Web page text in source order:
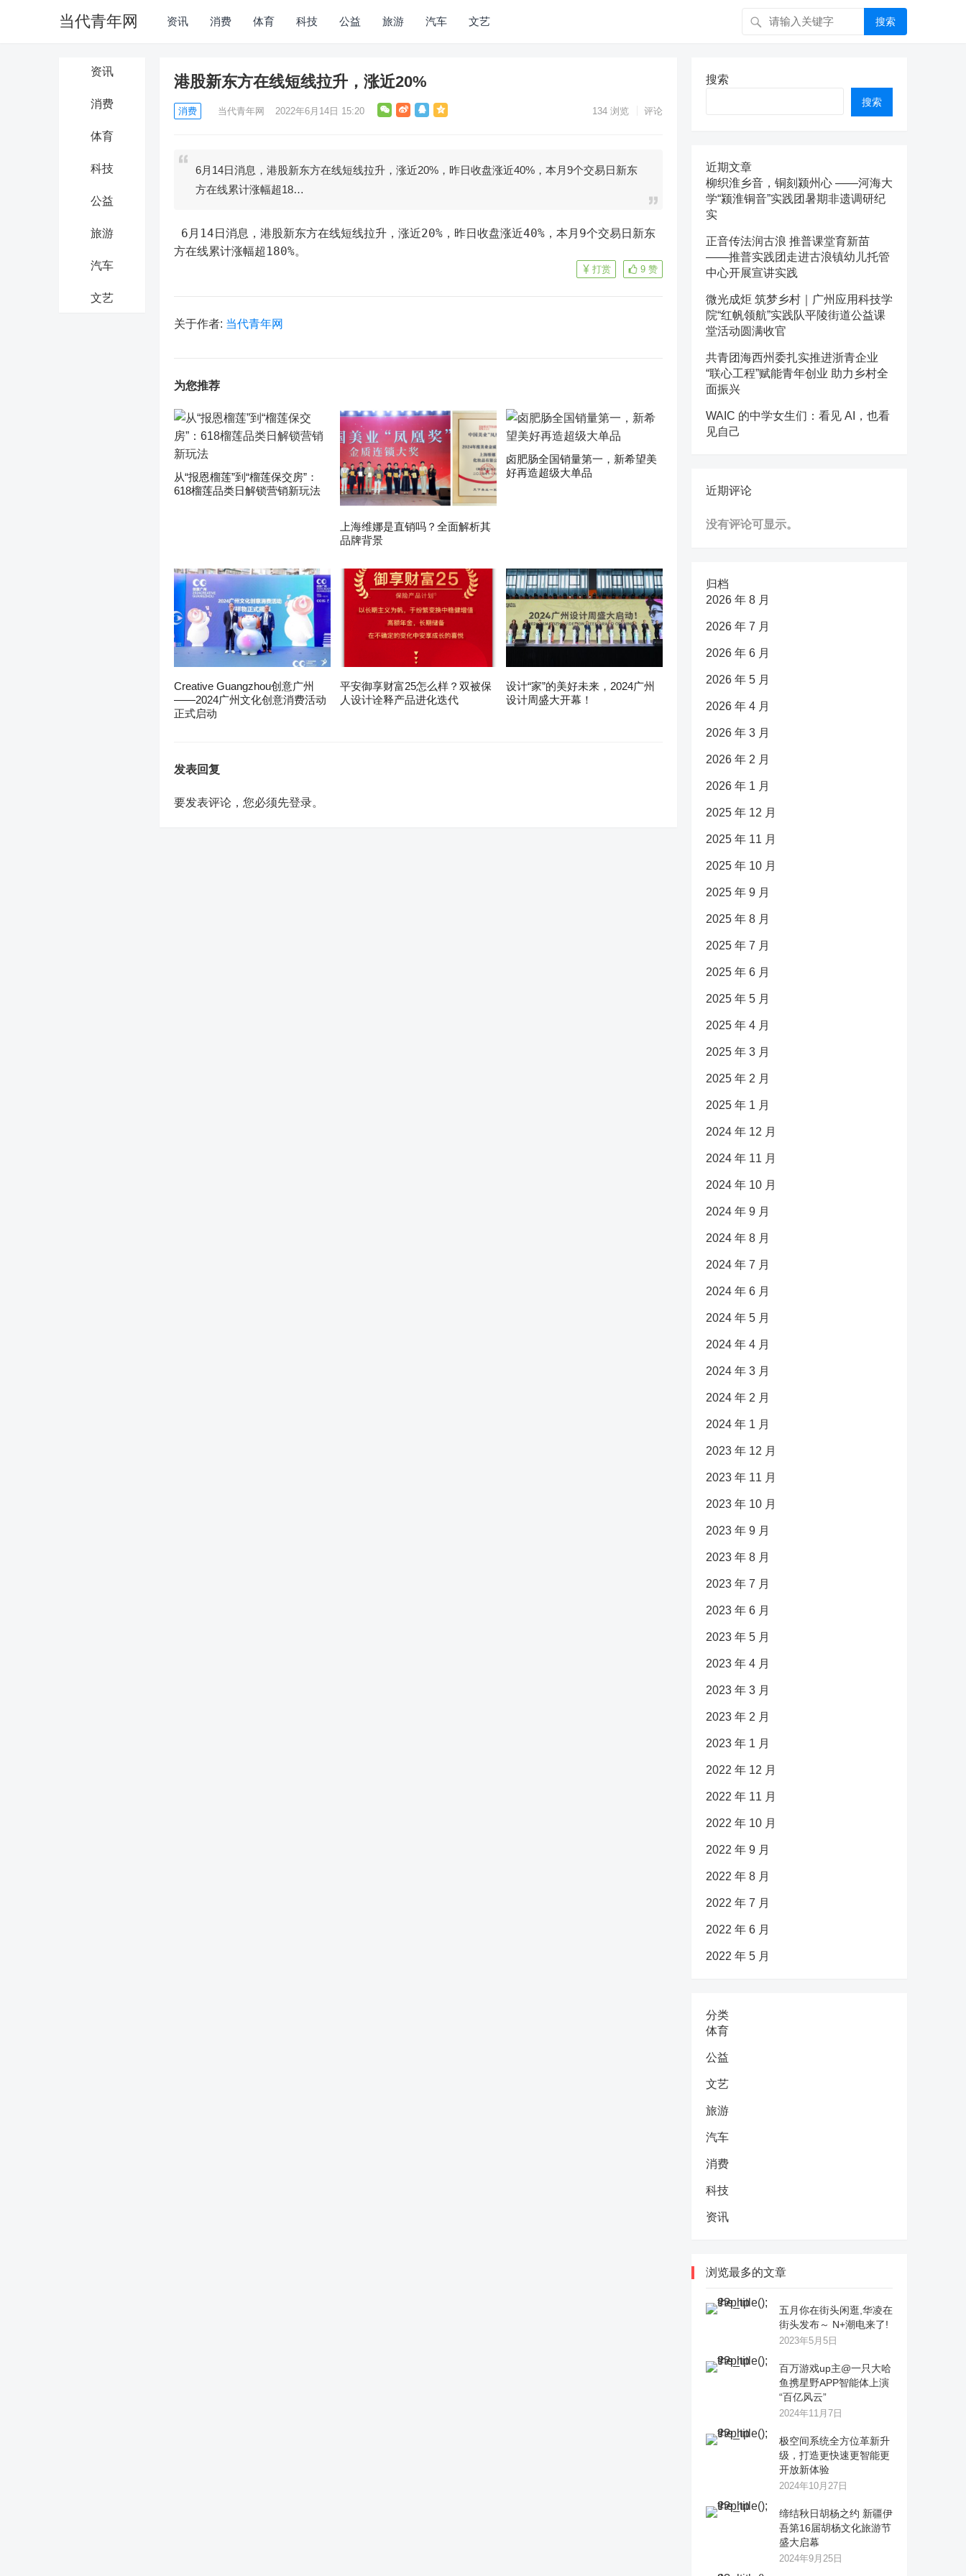
当代青年网 资讯 消费 体育 科技 公益 旅游 汽车 文艺 搜索
资讯
消费
体育
科技
公益
旅游
汽车
文艺
港股新东方在线短线拉升，涨近20%
消费 当代青年网 2022年6月14日 15:20 134 浏览 评论
6月14日消息，港股新东方在线短线拉升，涨近20%，昨日收盘涨近40%，本月9个交易日新东
方在线累计涨幅超18…
方在线累计涨幅超180%。
9 赞
打赏
关于作者: 当代青年网
为您推荐
从“报恩榴莲”到“榴莲保交房”：
618榴莲品类日解锁营销新玩法
上海维娜是直销吗？全面解析其
品牌背景
卤肥肠全国销量第一，新希望美
好再造超级大单品
Creative Guangzhou创意广州
——2024广州文化创意消费活动
正式启动
平安御享财富25怎么样？双被保
人设计诠释产品进化迭代
设计“家”的美好未来，2024广州
设计周盛大开幕！
发表回复
要发表评论，您必须先登录。
搜索
搜索
近期文章
柳织淮乡音，铜刻颍州心 ——河海大
学“颍淮铜音”实践团暑期非遗调研纪
实
正音传法润古浪 推普课堂育新苗
——推普实践团走进古浪镇幼儿托管
中心开展宣讲实践
微光成炬 筑梦乡村｜广州应用科技学
院“红帆领航”实践队平陵街道公益课
堂活动圆满收官
共青团海西州委扎实推进浙青企业
“联心工程”赋能青年创业 助力乡村全
面振兴
WAIC 的中学女生们：看见 AI，也看
见自己
近期评论
没有评论可显示。
归档
2026 年 8 月
2026 年 7 月
2026 年 6 月
2026 年 5 月
2026 年 4 月
2026 年 3 月
2026 年 2 月
2026 年 1 月
2025 年 12 月
2025 年 11 月
2025 年 10 月
2025 年 9 月
2025 年 8 月
2025 年 7 月
2025 年 6 月
2025 年 5 月
2025 年 4 月
2025 年 3 月
2025 年 2 月
2025 年 1 月
2024 年 12 月
2024 年 11 月
2024 年 10 月
2024 年 9 月
2024 年 8 月
2024 年 7 月
2024 年 6 月
2024 年 5 月
2024 年 4 月
2024 年 3 月
2024 年 2 月
2024 年 1 月
2023 年 12 月
2023 年 11 月
2023 年 10 月
2023 年 9 月
2023 年 8 月
2023 年 7 月
2023 年 6 月
2023 年 5 月
2023 年 4 月
2023 年 3 月
2023 年 2 月
2023 年 1 月
2022 年 12 月
2022 年 11 月
2022 年 10 月
2022 年 9 月
2022 年 8 月
2022 年 7 月
2022 年 6 月
2022 年 5 月
分类
体育
公益
文艺
旅游
汽车
消费
科技
资讯
浏览最多的文章
五月你在街头闲逛,华凌在
街头发布～ N+潮电来了!
2023年5月5日
百万游戏up主@一只大哈
鱼携星野APP智能体上演
“百亿风云”
2024年11月7日
极空间系统全方位革新升
级，打造更快速更智能更
开放新体验
2024年10月27日
缔结秋日胡杨之约 新疆伊
吾第16届胡杨文化旅游节
盛大启幕
2024年9月25日